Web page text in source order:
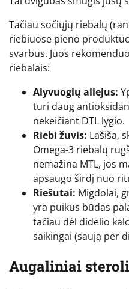
Tačiau sočiųjų riebalų
riebiuose pieno
svarbus. Juos
riebalais:
Alyvuogių aliejus:
turi daug
nekeičiant DTL lygio.
Riebi žuvis: Lašiša,
Omega-3 riebalų
nemažina MTL, jos
apsaugo širdį nuo
Riešutai: Migdolai,
yra puikus būdas
tačiau dėl didelio
saikingai (saują per
Augaliniai